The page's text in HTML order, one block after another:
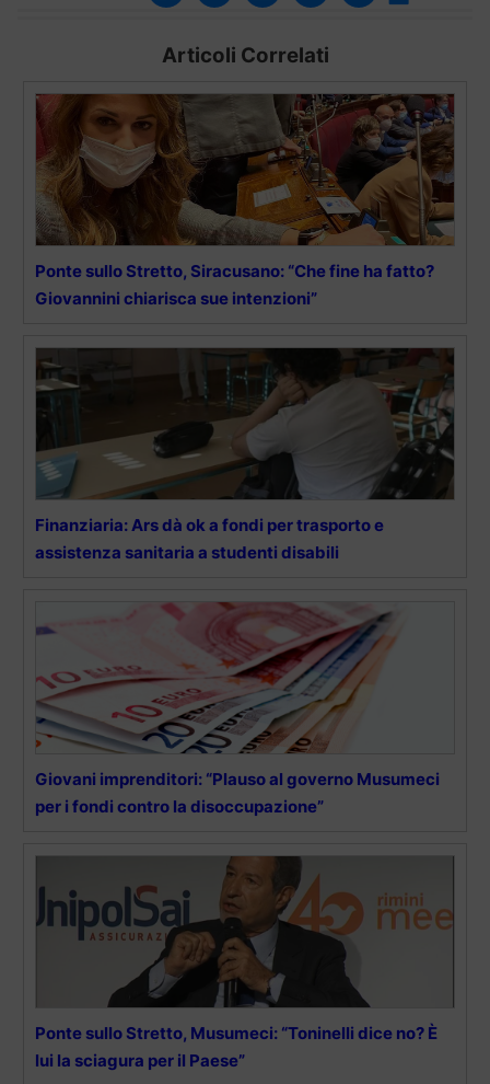
Articoli Correlati
Ponte sullo Stretto, Siracusano: “Che fine ha fatto?
Giovannini chiarisca sue intenzioni”
Finanziaria: Ars dà ok a fondi per trasporto e
assistenza sanitaria a studenti disabili
Giovani imprenditori: “Plauso al governo Musumeci
per i fondi contro la disoccupazione”
Ponte sullo Stretto, Musumeci: “Toninelli dice no? È
lui la sciagura per il Paese”